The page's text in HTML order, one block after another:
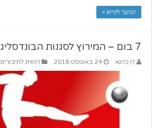
המשך לקרוא »
7 בום – המירוץ לסגנות הבונדסליגה
דן כהנא 24 באוגוסט 2018 הזווית לחיבורים